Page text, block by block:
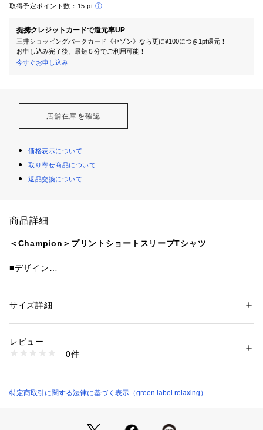
取得予定ポイント数： 15 pt
提携クレジットカードで還元率UP
三井ショッピングパークカード《セゾン》なら更に¥100につき1pt還元！
お申し込み完了後、最短５分でご利用可能！
今すぐお申し込み
店舗在庫を確認
価格表示について
取り寄せ商品について
返品交換について
商品詳細
＜Champion＞プリントショートスリーブTシャツ
■デザイン
身幅、肩幅、アームホール、袖幅にゆとりのあるシルエット。
た「B」を大きくプリント。
オーセンティック アメリカン アスレチックウェアのチャンピ
・トドラーサイズ のご用意もございます。（対象品番：38174
性別：キッズ・ベビー
素材：コットン100％
洗濯：洗濯機洗い可
※詳しい洗濯方法については、商品の品質表示タグをご覧ください
38674000007 （ショップ）
サイズ詳細
レビュー
0件
特定商取引に関する法律に基づく表示（green label relaxing）